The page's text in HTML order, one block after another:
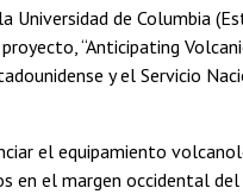
de Columbia
“Anticipating
y el Servicio
el equipamiento
en el margen occidental